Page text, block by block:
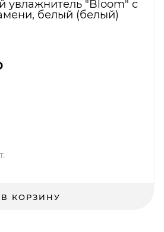
увлажнитель "Bloom" с
белый (белый)
В КОРЗИНУ